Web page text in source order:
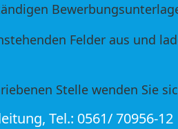
Felder aus und
Stelle wenden Sie
Tel.: 0561/ 70956-12